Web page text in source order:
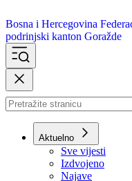
Bosna i Hercegovina
podrinjski kanton Goražde
Aktuelno